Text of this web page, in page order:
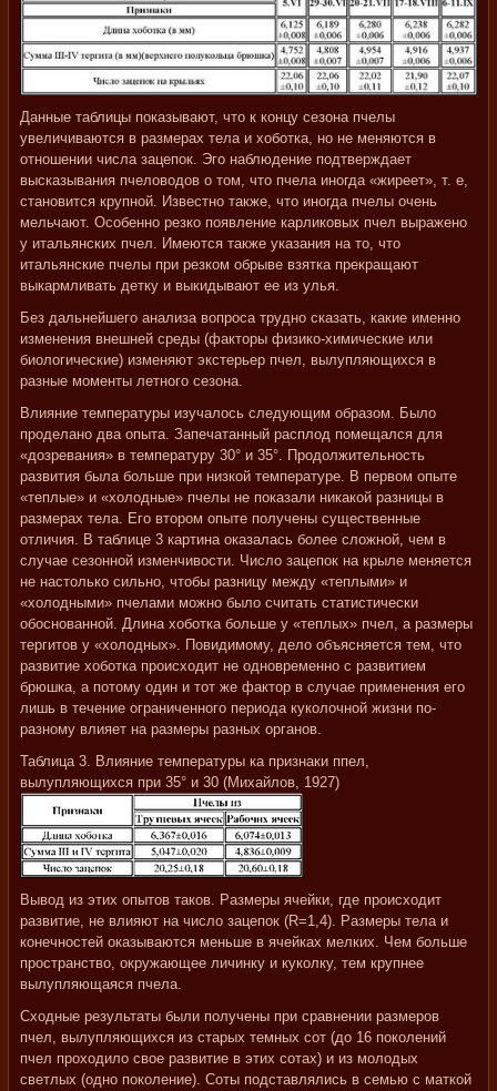
Данные таблицы показывают, что к концу сезона пчелы
увеличиваются в размерах тела и хоботка, но не меняются в
отношении числа зацепок. Эго наблюдение подтверждает
высказывания пчеловодов о том, что пчела иногда «жиреет», т. е,
становится крупной. Известно также, что иногда пчелы очень
мельчают. Особенно резко появление карликовых пчел выражено
у итальянских пчел. Имеются также указания на то, что
итальянские пчелы при резком обрыве взятка прекращают
выкармливать детку и выкидывают ее из улья.
Без дальнейшего анализа вопроса трудно сказать, какие именно
изменения внешней среды (факторы физико-химические или
биологические) изменяют экстерьер пчел, вылупляющихся в
разные моменты летного сезона.
Влияние температуры изучалось следующим образом. Было
проделано два опыта. Запечатанный расплод помещался для
«дозревания» в температуру 30° и 35°. Продолжительность
развития была больше при низкой температуре. В первом опыте
«теплые» и «холодные» пчелы не показали никакой разницы в
размерах тела. Его втором опыте получены существенные
отличия. В таблице 3 картина оказалась более сложной, чем в
случае сезонной изменчивости. Число зацепок на крыле меняется
не настолько сильно, чтобы разницу между «теплыми» и
«холодными» пчелами можно было считать статистически
обоснованной. Длина хоботка больше у «теплых» пчел, а размеры
тергитов у «холодных». Повидимому, дело объясняется тем, что
развитие хоботка происходит не одновременно с развитием
брюшка, а потому один и тот же фактор в случае применения его
лишь в течение ограниченного периода куколочной жизни по-
разному влияет на размеры разных органов.
Таблица 3. Влияние температуры ка признаки ппел,
вылупляющихся при 35° и 30 (Михайлов, 1927)
Вывод из этих опытов таков. Размеры ячейки, где происходит
развитие, не влияют на число зацепок (R=1,4). Размеры тела и
конечностей оказываются меньше в ячейках мелких. Чем больше
пространство, окружающее личинку и куколку, тем крупнее
вылупляющаяся пчела.
Сходные результаты были получены при сравнении размеров
пчел, вылупляющихся из старых темных сот (до 16 поколений
пчел проходило свое развитие в этих сотах) и из молодых
светлых (одно поколение). Соты подставлялись в семью с маткой